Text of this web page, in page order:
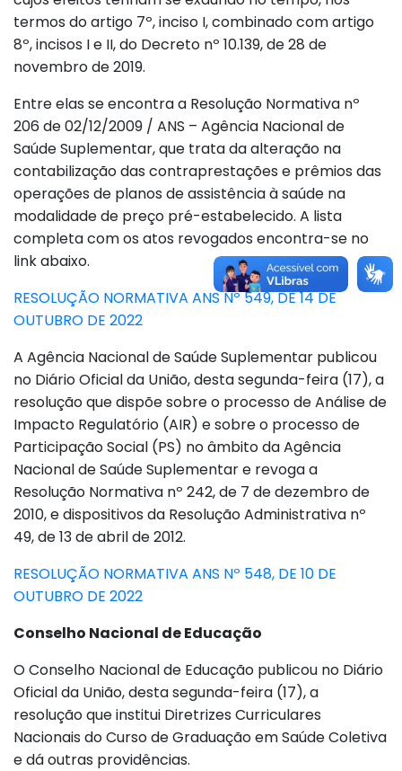
termos do artigo 7º, inciso I, combinado com artigo
8º, incisos I e II, do Decreto nº 10.139, de 28 de
novembro de 2019.
Entre elas se encontra a Resolução Normativa nº
206 de 02/12/2009 / ANS – Agência Nacional de
Saúde Suplementar, que trata da alteração na
contabilização das contraprestações e prêmios das
operações de planos de assistência à saúde na
modalidade de preço pré-estabelecido. A lista
completa com os atos revogados encontra-se no
link abaixo.
RESOLUÇÃO NORMATIVA ANS Nº 549, DE 14 DE
OUTUBRO DE 2022
A Agência Nacional de Saúde Suplementar publicou
no Diário Oficial da União, desta segunda-feira (17), a
resolução que dispõe sobre o processo de Análise de
Impacto Regulatório (AIR) e sobre o processo de
Participação Social (PS) no âmbito da Agência
Nacional de Saúde Suplementar e revoga a
Resolução Normativa nº 242, de 7 de dezembro de
2010, e dispositivos da Resolução Administrativa nº
49, de 13 de abril de 2012.
RESOLUÇÃO NORMATIVA ANS Nº 548, DE 10 DE
OUTUBRO DE 2022
Conselho Nacional de Educação
O Conselho Nacional de Educação publicou no Diário
Oficial da União, desta segunda-feira (17), a
resolução que institui Diretrizes Curriculares
Nacionais do Curso de Graduação em Saúde Coletiva
e dá outras providências.